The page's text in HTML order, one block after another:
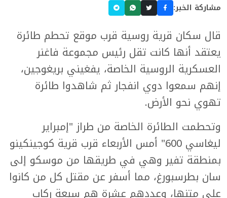
مشاركة الخبر:
قال سكان قرية روسية قرب موقع تحطم طائرة
يعتقد أنها كانت تقل رئيس مجموعة فاغنر
العسكرية الروسية الخاصة، يفغيني بريغوجين،
إنهم سمعوا دوي انفجار ثم شاهدوا طائرة
تهوي نحو الأرض.
وتحطمت الطائرة الخاصة من طراز "إمبراير
ليغاسي 600" أمس الأربعاء قرب قرية كوجينكينو
بمنطقة تفير وهي في طريقها من موسكو إلى
سان بطرسبورغ، مما أسفر عن مقتل كل من كانوا
على متنها، وعددهم عشرة هم سبعة ركاب